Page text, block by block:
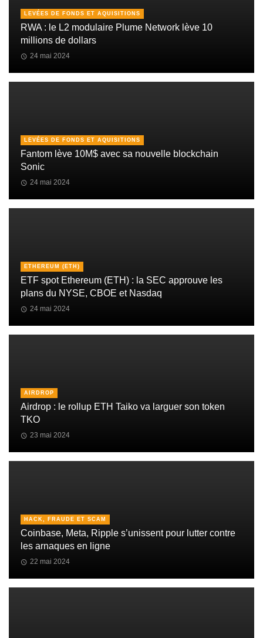
LEVÉES DE FONDS ET AQUISITIONS
RWA : le L2 modulaire Plume Network lève 10
millions de dollars
24 mai 2024
LEVÉES DE FONDS ET AQUISITIONS
Fantom lève 10M$ avec sa nouvelle blockchain
Sonic
24 mai 2024
ETHEREUM (ETH)
ETF spot Ethereum (ETH) : la SEC approuve les
plans du NYSE, CBOE et Nasdaq
24 mai 2024
AIRDROP
Airdrop : le rollup ETH Taiko va larguer son token
TKO
23 mai 2024
HACK, FRAUDE ET SCAM
Coinbase, Meta, Ripple s’unissent pour lutter contre
les arnaques en ligne
22 mai 2024